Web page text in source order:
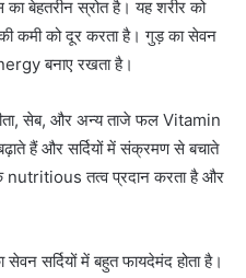
बेहतरीन स्रोत है। यह शरीर को
कमी को दूर करता है। गुड़ का सेवन
बनाए रखता है।
सेब, और अन्य ताजे फल Vitamin
हैं और सर्दियों में संक्रमण से बचाते
तत्व प्रदान करता है और
सेवन सर्दियों में बहुत फायदेमंद होता है।